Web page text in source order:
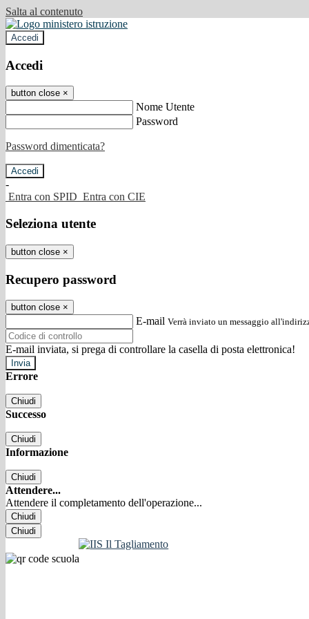
Salta al contenuto
Accedi
Accedi
button close ×
Nome Utente
Password
Password dimenticata?
-
Entra con SPID Entra con CIE
Seleziona utente
button close ×
Recupero password
button close ×
E-mail Verrà inviato un messaggio
E-mail inviata, si prega di controllare la casella di posta elettronica!
Errore
Chiudi
Successo
Chiudi
Informazione
Chiudi
Attendere...
Attendere il completamento dell'operazione...
Chiudi
Chiudi